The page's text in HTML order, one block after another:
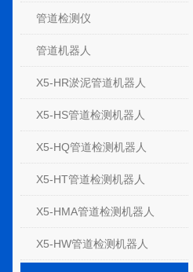
管道检测仪
管道机器人
X5-HR淤泥管道机器人
X5-HS管道检测机器人
X5-HQ管道检测机器人
X5-HT管道检测机器人
X5-HMA管道检测机器人
X5-HW管道检测机器人